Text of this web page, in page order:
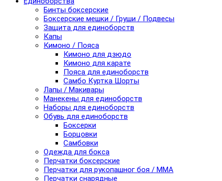
Бинты боксерские
Боксерские мешки / Груши / Подвесы
Защита для единоборств
Капы
Кимоно / Пояса
Кимоно для дзюдо
Кимоно для карате
Пояса для единоборств
Самбо Куртка Шорты
Лапы / Макивары
Манекены для единоборств
Наборы для единоборств
Обувь для единоборств
Боксерки
Борцовки
Самбовки
Одежда для бокса
Перчатки боксерские
Перчатки для рукопашног боя / ММА
Перчатки снарядные